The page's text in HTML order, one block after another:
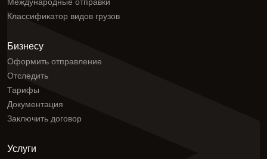
Международные отправки
Классификатор видов грузов
Бизнесу
Оформить отправление
Отследить
Тарифы
Документация
Заключить договор
Услуги